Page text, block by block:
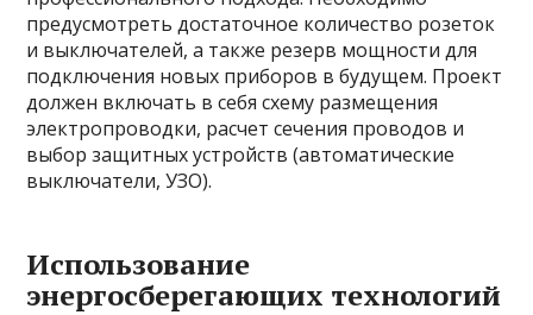
предусмотреть достаточное количество розеток
и выключателей, а также резерв мощности для
подключения новых приборов в будущем. Проект
должен включать в себя схему размещения
электропроводки, расчет сечения проводов и
выбор защитных устройств (автоматические
выключатели, УЗО).
Использование
энергосберегающих технологий